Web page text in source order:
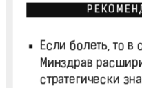
Если болеть, то в
Минздрав
стратегически